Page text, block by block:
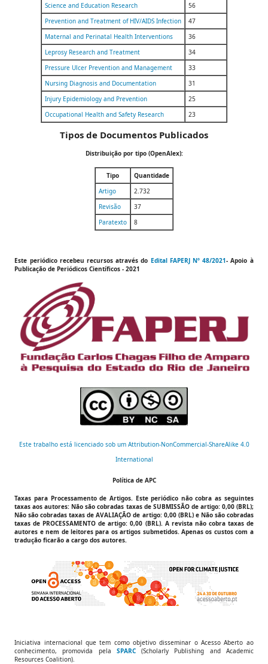
Science and Education Research
56
Prevention and Treatment of HIV/AIDS Infection
47
Maternal and Perinatal Health Interventions
36
Leprosy Research and Treatment
34
Pressure Ulcer Prevention and Management
33
Nursing Diagnosis and Documentation
31
Injury Epidemiology and Prevention
25
Occupational Health and Safety Research
23
Tipos de Documentos Publicados
Distribuição por tipo (OpenAlex):
Tipo
Quantidade
Artigo
2.732
Revisão
37
Paratexto
8
Este periódico recebeu recursos através do Edital FAPERJ Nº 48/2021- Apoio à
Publicação de Periódicos Científicos - 2021
Este trabalho está licenciado sob um Attribution-NonCommercial-ShareAlike 4.0
International
Política de APC
Taxas para Processamento de Artigos. Este periódico não cobra as seguintes
taxas aos autores: Não são cobradas taxas de SUBMISSÃO de artigo: 0,00 (BRL);
Não são cobradas taxas de AVALIAÇÃO de artigo: 0,00 (BRL) e Não são cobradas
taxas de PROCESSAMENTO de artigo: 0,00 (BRL). A revista não cobra taxas de
autores e nem de leitores para os artigos submetidos. Apenas os custos com a
tradução ficarão a cargo dos autores.
Iniciativa internacional que tem como objetivo disseminar o Acesso Aberto ao
conhecimento, promovida pela SPARC(Scholarly Publishing and Academic
Resources Coalition).